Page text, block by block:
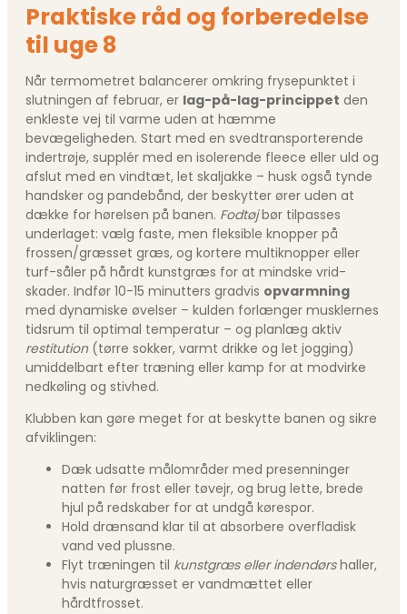
Praktiske råd og forberedelse
til uge 8
Når termometret balancerer omkring frysepunktet i
slutningen af februar, er lag-på-lag-princippet den
enkleste vej til varme uden at hæmme
bevægeligheden. Start med en svedtransporterende
indertrøje, supplér med en isolerende fleece eller uld og
afslut med en vindtæt, let skaljakke – husk også tynde
handsker og pandebånd, der beskytter ører uden at
dække for hørelsen på banen. Fodtøjbør tilpasses
underlaget: vælg faste, men fleksible knopper på
frossen/græsset græs, og kortere multiknopper eller
turf-såler på hårdt kunstgræs for at mindske vrid­
skader. Indfør 10-15 minutters gradvis opvarmning
med dynamiske øvelser – kulden forlænger musklernes
tidsrum til optimal temperatur – og planlæg aktiv
restitution(tørre sokker, varmt drikke og let jogging)
umiddelbart efter træning eller kamp for at modvirke
nedkøling og stivhed.
Klubben kan gøre meget for at beskytte banen og sikre
afviklingen:
Dæk udsatte målområder med presenninger
natten før frost eller tøvejr, og brug lette, brede
hjul på redskaber for at undgå kørespor.
Hold drænsand klar til at absorbere overfladisk
vand ved plussne.
Flyt træningen til kunstgræs eller indendørshaller,
hvis naturgræsset er vandmættet eller
hårdtfrosset.